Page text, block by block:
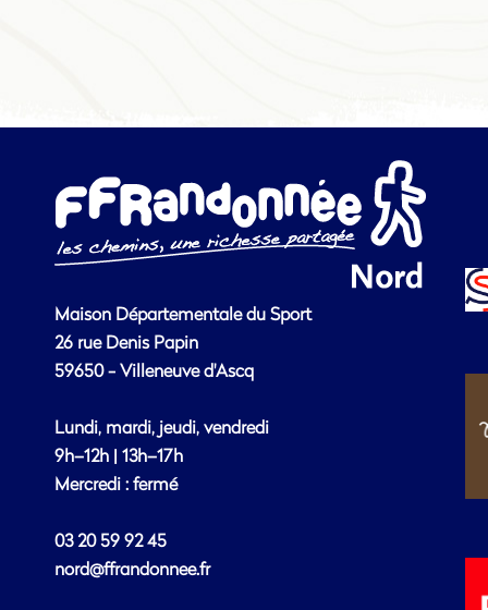
Maison Départementale du Sport
26 rue Denis Papin
59650 - Villeneuve d'Ascq
Lundi, mardi, jeudi, vendredi
9h–12h | 13h–17h
Mercredi : fermé
03 20 59 92 45
nord@ffrandonnee.fr